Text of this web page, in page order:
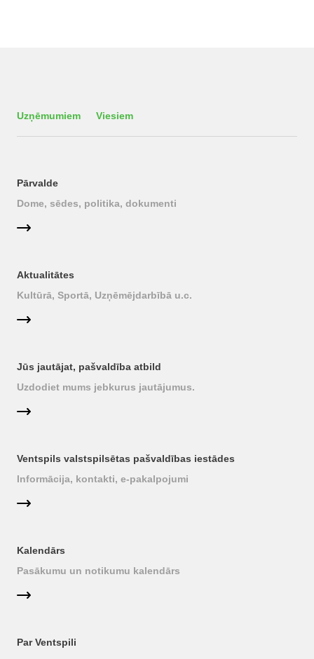
Uzņēmumiem Viesiem
Pārvalde
Dome, sēdes, politika, dokumenti
Aktualitātes
Kultūrā, Sportā, Uzņēmējdarbībā u.c.
Jūs jautājat, pašvaldība atbild
Uzdodiet mums jebkurus jautājumus.
Ventspils valstspilsētas pašvaldības iestādes
Informācija, kontakti, e-pakalpojumi
Kalendārs
Pasākumu un notikumu kalendārs
Par Ventspili